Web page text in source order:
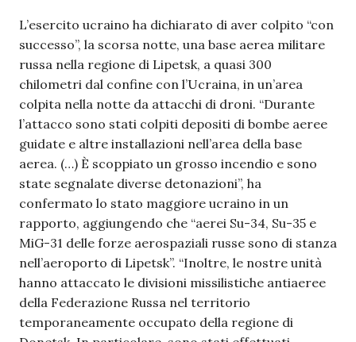
L’esercito ucraino ha dichiarato di aver colpito “con
successo”, la scorsa notte, una base aerea militare
russa nella regione di Lipetsk, a quasi 300
chilometri dal confine con l’Ucraina, in un’area
colpita nella notte da attacchi di droni. “Durante
l’attacco sono stati colpiti depositi di bombe aeree
guidate e altre installazioni nell’area della base
aerea. (…) È scoppiato un grosso incendio e sono
state segnalate diverse detonazioni”, ha
confermato lo stato maggiore ucraino in un
rapporto, aggiungendo che “aerei Su-34, Su-35 e
MiG-31 delle forze aerospaziali russe sono di stanza
nell’aeroporto di Lipetsk”. “Inoltre, le nostre unità
hanno attaccato le divisioni missilistiche antiaeree
della Federazione Russa nel territorio
temporaneamente occupato della regione di